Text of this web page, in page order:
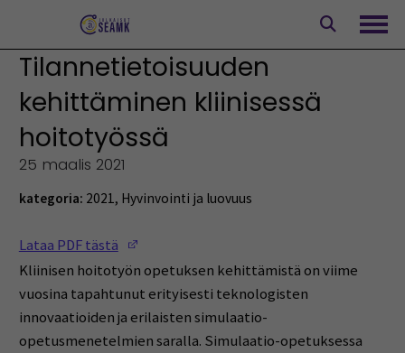
Tilannetietoisuuden
kehittäminen kliinisessä
hoitotyössä
25 maalis 2021
kategoria: 2021, Hyvinvointi ja luovuus
Lataa PDF tästä
Kliinisen hoitotyön opetuksen kehittämistä on viime
vuosina tapahtunut erityisesti teknologisten
innovaatioiden ja erilaisten simulaatio-
opetusmenetelmien saralla. Simulaatio-opetuksessa